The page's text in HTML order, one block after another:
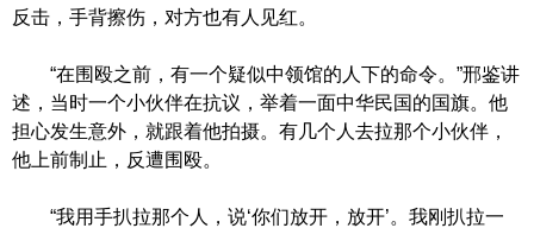
反击，手背擦伤，对方也有人见红。
“在围殴之前，有一个疑似中领馆的人下的命令。”邢鉴讲
述，当时一个小伙伴在抗议，举着一面中华民国的国旗。他
担心发生意外，就跟着他拍摄。有几个人去拉那个小伙伴，
他上前制止，反遭围殴。
“我用手扒拉那个人，说‘你们放开，放开’。我刚扒拉一